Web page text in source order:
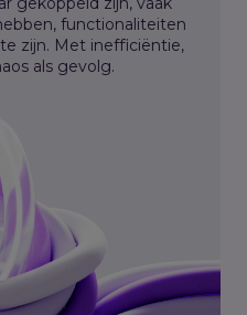
functionaliteiten
zijn. Met inefficiëntie,
als gevolg.